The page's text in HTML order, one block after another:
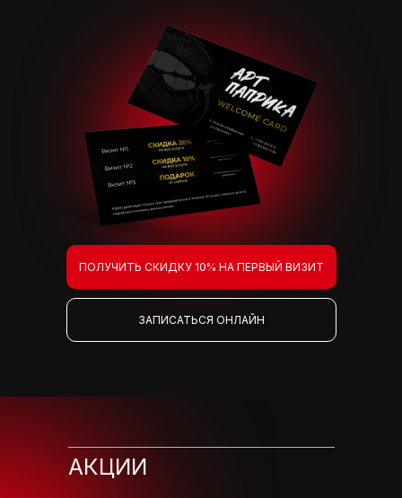
ПОЛУЧИТЬ СКИДКУ 10% НА ПЕРВЫЙ ВИЗИТ
ЗАПИСАТЬСЯ ОНЛАЙН
АКЦИИ